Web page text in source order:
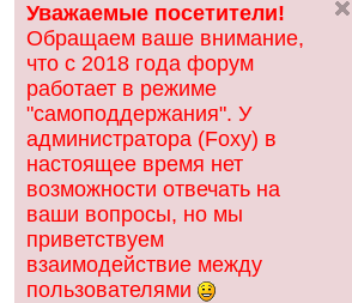
ск
Уважаемые посетители!
Обращаем ваше внимание,
что с 2018 года форум
работает в режиме
"самоподдержания". У
администратора (Foxy) в
настоящее время нет
возможности отвечать на
ваши вопросы, но мы
приветствуем
взаимодействие между
пользователями